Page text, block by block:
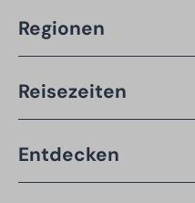
Regionen
Reisezeiten
Entdecken